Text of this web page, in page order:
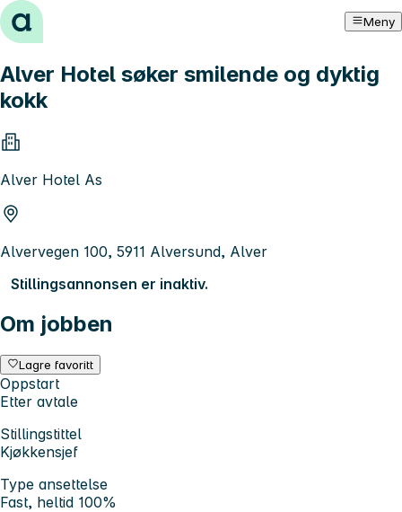
Hopp til innhold Meny
Alver Hotel søker smilende og dyktig
kokk
Alver Hotel As
Alvervegen 100, 5911 Alversund, Alver
Stillingsannonsen er inaktiv.
Om jobben
Lagre favoritt
Oppstart
Etter avtale
Stillingstittel
Kjøkkensjef
Type ansettelse
Fast, heltid 100%